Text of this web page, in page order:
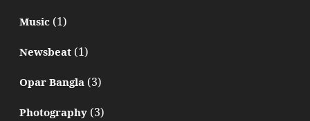
Music(1)
Newsbeat(1)
Opar Bangla(3)
Photography(3)